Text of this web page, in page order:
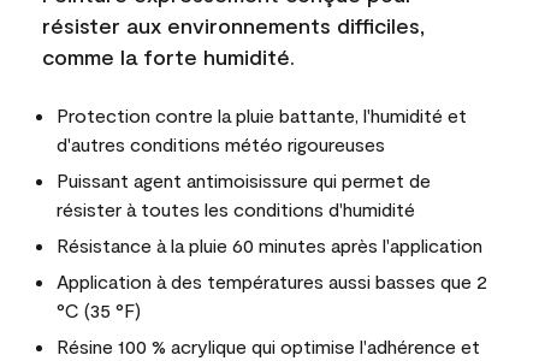
résister aux environnements difficiles,
comme la forte humidité.
Protection contre la pluie battante, l'humidité et
d'autres conditions météo rigoureuses
Puissant agent antimoisissure qui permet de
résister à toutes les conditions d'humidité
Résistance à la pluie 60 minutes après l'application
Application à des températures aussi basses que 2
°C (35 °F)
Résine 100 % acrylique qui optimise l'adhérence et